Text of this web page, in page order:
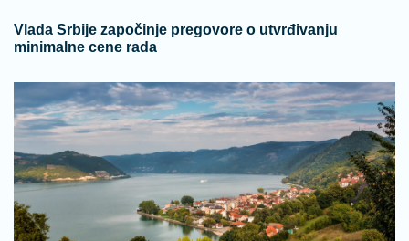
Vlada Srbije započinje pregovore o utvrđivanju
minimalne cene rada